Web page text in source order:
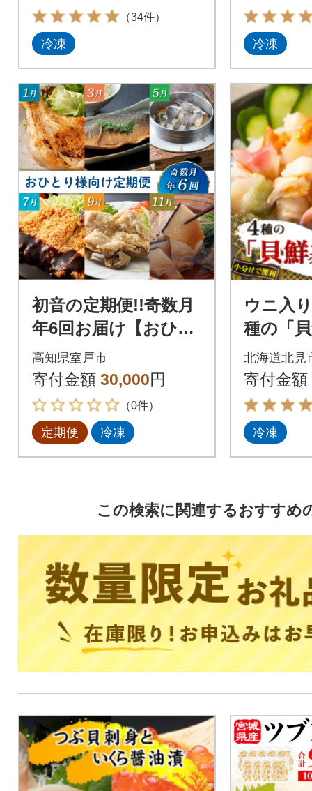
（34件）
冷凍 冷凍
初音の定期便!!奇数月
年6回お届け【おひと
り様向け】
高知県室戸市
寄付金額 30,000円
（0件）
定期便 冷凍
ウニ入
種の「
ット【
ブ貝、
に】小
北海道北見
寄付金額
冷凍
この検索に関連するおすすめ